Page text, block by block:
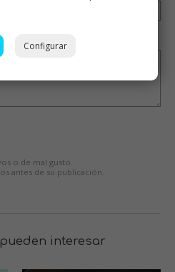
o de mal gusto.
antes de su publicación.
interesar
Configurar